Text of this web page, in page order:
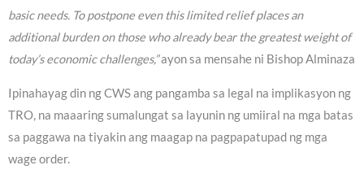
basic needs. To postpone even this limited relief places an
additional burden on those who already bear the greatest weight of
today’s economic challenges,”ayon sa mensahe ni Bishop Alminaza
Ipinahayag din ng CWS ang pangamba sa legal na implikasyon ng
TRO, na maaaring sumalungat sa layunin ng umiiral na mga batas
sa paggawa na tiyakin ang maagap na pagpapatupad ng mga
wage order.